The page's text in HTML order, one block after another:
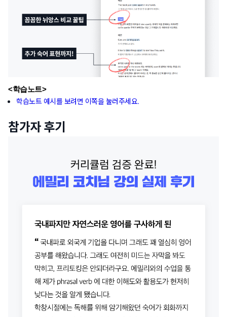
<학습노트>
학습노트 예시를 보려면 이쪽을 눌러주세요.
참가자 후기